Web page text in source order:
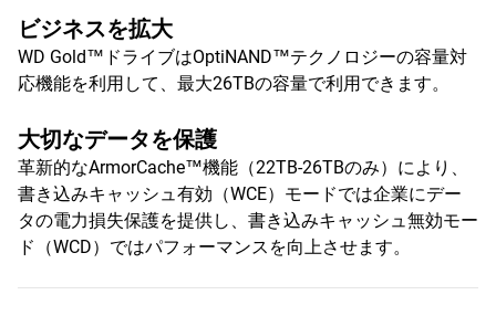
ビジネスを拡大
WD Gold™ドライブはOptiNAND™テクノロジーの容量対
応機能を利用して、最大26TBの容量で利用できます。
大切なデータを保護
革新的なArmorCache™機能（22TB-26TBのみ）により、
書き込みキャッシュ有効（WCE）モードでは企業にデー
タの電力損失保護を提供し、書き込みキャッシュ無効モー
ド（WCD）ではパフォーマンスを向上させます。